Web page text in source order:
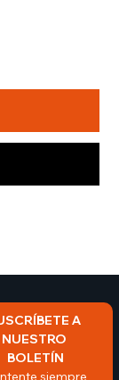
A
NUESTRO
BOLETÍN
siempre